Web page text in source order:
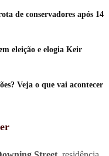
de conservadores após 14
eleição e elogia Keir
Veja o que vai acontecer